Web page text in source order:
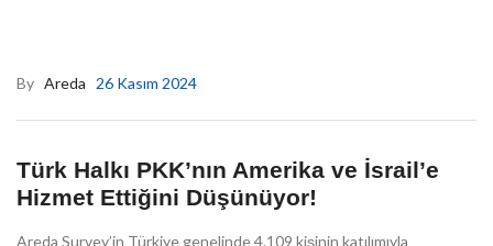
By Areda 26 Kasım 2024
Türk Halkı PKK’nın Amerika ve İsrail’e
Hizmet Ettiğini Düşünüyor!
Areda Survey’in Türkiye genelinde 4.109 kişinin katılımıyla